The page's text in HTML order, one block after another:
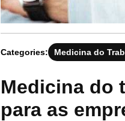
Categories: Medicina do
Medicina do
para as